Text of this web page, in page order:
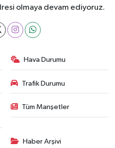
olmaya devam ediyoruz.
Hava Durumu
Trafik Durumu
Tüm Manşetler
Haber Arşivi